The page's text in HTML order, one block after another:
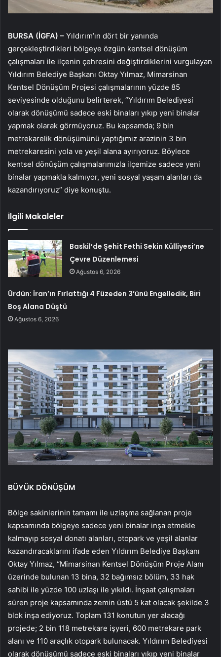
BURSA (İGFA) – Yıldırım’ın dört bir yanında
gerçekleştirdikleri bölgeye özgün kentsel dönüşüm
çalışmaları ile ilçenin çehresini değiştirdiklerini vurgulayan
Yıldırım Belediye Başkanı Oktay Yılmaz, Mimarsinan
Kentsel Dönüşüm Projesi çalışmalarının yüzde 85
seviyesinde olduğunu belirterek, “Yıldırım Belediyesi
olarak dönüşümü sadece eski binaları yıkıp yeni binalar
yapmak olarak görmüyoruz. Bu kapsamda; 9 bin
metrekarelik dönüşümünü yaptığımız arazinin 3 bin
metrekaresini yola ve yeşil alana ayırıyoruz. Böylece
kentsel dönüşüm çalışmalarımızla ilçemize sadece yeni
binalar yapmakla kalmıyor, yeni sosyal yaşam alanları da
kazandırıyoruz” diye konuştu.
İlgili Makaleler
Baskil’de Şehit Fethi Sekin Külliyesi’ne
Çevre Düzenlemesi
Ağustos 6, 2026
Ürdün: İran’ın Fırlattığı 4 Füzeden 3’ünü Engelledik, Biri
Boş Alana Düştü
Ağustos 6, 2026
BÜYÜK DÖNÜŞÜM
Bölge sakinlerinin tamamı ile uzlaşma sağlanan proje
kapsamında bölgeye sadece yeni binalar inşa etmekle
kalmayıp sosyal donatı alanları, otopark ve yeşil alanlar
kazandıracaklarını ifade eden Yıldırım Belediye Başkanı
Oktay Yılmaz, “Mimarsinan Kentsel Dönüşüm Proje Alanı
üzerinde bulunan 13 bina, 32 bağımsız bölüm, 33 hak
sahibi ile yüzde 100 uzlaşı ile yıkıldı. İnşaat çalışmaları
süren proje kapsamında zemin üstü 5 kat olacak şekilde 3
blok inşa ediyoruz. Toplam 131 konutun yer alacağı
projede; 2 bin 118 metrekare işyeri, 600 metrekare park
alanı ve 110 araçlık otopark bulunacak. Yıldırım Belediyesi
olarak dönüşümü sadece eski binaları yıkıp yeni binalar